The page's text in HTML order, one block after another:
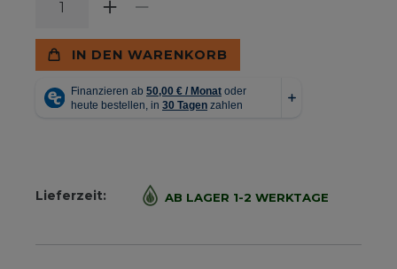
IN DEN WARENKORB
Lieferzeit: AB LAGER 1-2 WERKTAGE